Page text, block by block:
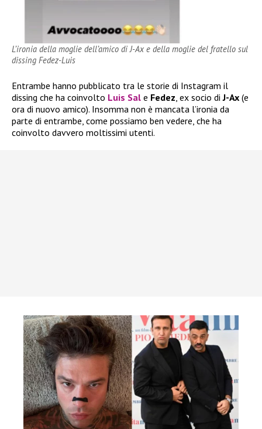
L’ironia della moglie dell’amico di J-Ax e della moglie del fratello sul
dissing Fedez-Luis
Entrambe hanno pubblicato tra le storie di Instagram il
dissing che ha coinvolto Luis Sal e Fedez , ex socio di J-Ax (e
ora di nuovo amico). Insomma non è mancata l’ironia da
parte di entrambe, come possiamo ben vedere, che ha
coinvolto davvero moltissimi utenti.